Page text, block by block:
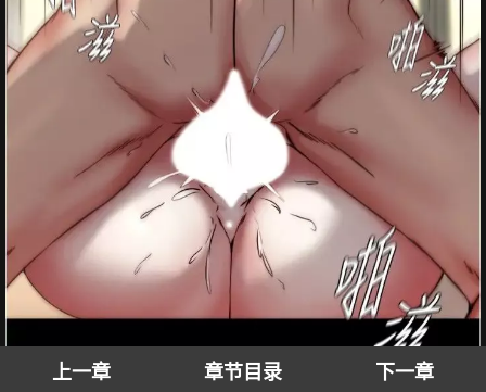
上一章 章节目录 下一章